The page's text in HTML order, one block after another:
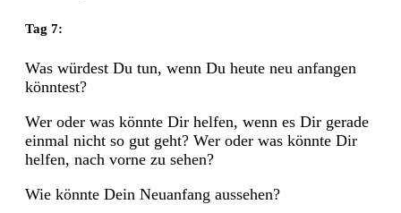
Tag 7:
Was würdest Du tun, wenn Du heute neu anfangen
könntest?
Wer oder was könnte Dir helfen, wenn es Dir gerade
einmal nicht so gut geht? Wer oder was könnte Dir
helfen, nach vorne zu sehen?
Wie könnte Dein Neuanfang aussehen?